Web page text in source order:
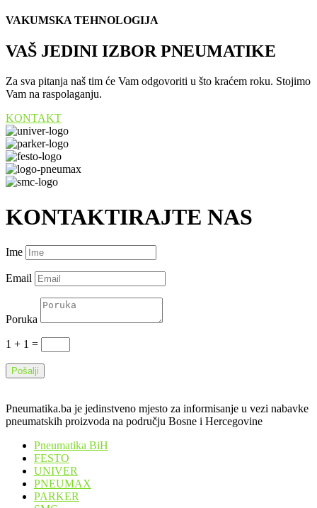
VAKUMSKA TEHNOLOGIJA
VAŠ JEDINI IZBOR PNEUMATIKE
Za sva pitanja naš tim će Vam odgovoriti u što kraćem roku. Stojimo
Vam na raspolaganju.
KONTAKT
KONTAKTIRAJTE NAS
Ime
Email
Poruka
1 + 1 =
Pošalji
Pneumatika.ba je jedinstveno mjesto za informisanje u vezi nabavke
pneumatskih proizvoda na području Bosne i Hercegovine
Pneumatika BiH
FESTO
UNIVER
PNEUMAX
PARKER